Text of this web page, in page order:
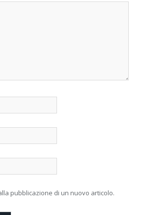
pubblicazione di un nuovo articolo.